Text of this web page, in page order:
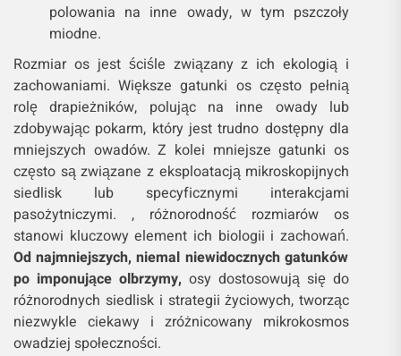
polowania na inne owady, w tym pszczoły
miodne.
Rozmiar os jest ściśle związany z ich ekologią i
zachowaniami. Większe gatunki os często pełnią
rolę drapieżników, polując na inne owady lub
zdobywając pokarm, który jest trudno dostępny dla
mniejszych owadów. Z kolei mniejsze gatunki os
często są związane z eksploatacją mikroskopijnych
siedlisk lub specyficznymi interakcjami
pasożytniczymi. , różnorodność rozmiarów os
stanowi kluczowy element ich biologii i zachowań.
Od najmniejszych, niemal niewidocznych gatunków
po imponujące olbrzymy, osy dostosowują się do
różnorodnych siedlisk i strategii życiowych, tworząc
niezwykle ciekawy i zróżnicowany mikrokosmos
owadziej społeczności.